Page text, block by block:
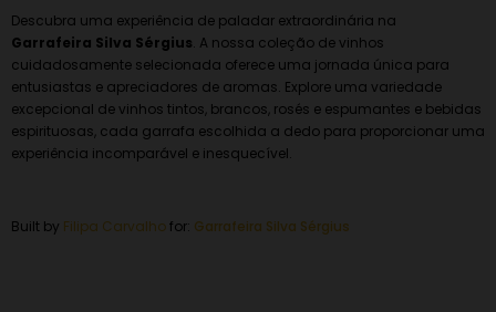
Descubra uma experiência de paladar extraordinária na
Garrafeira Silva Sérgius. A nossa coleção de vinhos
cuidadosamente selecionada oferece uma jornada única para
entusiastas e apreciadores de aromas. Explore uma variedade
excepcional de vinhos tintos, brancos, rosés e espumantes e bebidas
espirituosas, cada garrafa escolhida a dedo para proporcionar uma
experiência incomparável e inesquecível.
Built by Filipa Carvalhofor: Garrafeira Silva Sérgius